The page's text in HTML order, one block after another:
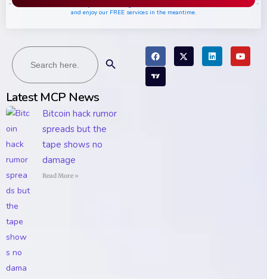
Search
for:
Latest MCP News
Bitcoin hack rumor
spreads but the
tape shows no
damage
Read More »
and enjoy our FREE services in the meantime.